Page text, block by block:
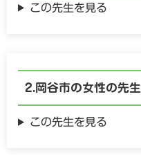
この先生を見る
岡谷市の女性の先生
この先生を見る